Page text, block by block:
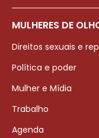
MULHERES DE
Direitos sexuais e
Política e poder
Mulher e Mídia
Trabalho
Agenda